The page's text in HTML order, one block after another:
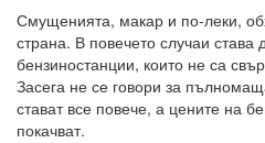
Смущенията, макар и по-леки,
страна. В повечето случаи става
бензиностанции, които не са
Засега не се говори за
стават все повече, а цените на
покачват.